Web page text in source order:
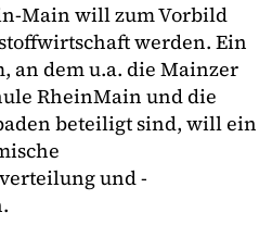
Main will zum Vorbild
werden. Ein
an dem u.a. die Mainzer
RheinMain und die
beteiligt sind, will ein
und -